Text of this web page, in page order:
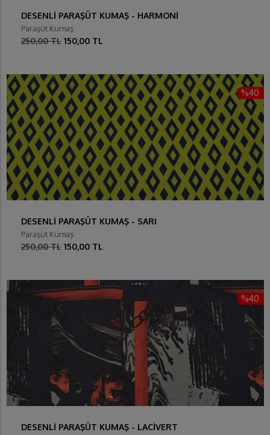
DESENLİ PARAŞÜT KUMAŞ - HARMONİ
Paraşüt Kumaş
250,00 TL 150,00 TL
%40
DESENLİ PARAŞÜT KUMAŞ - SARI
Paraşüt Kumaş
250,00 TL 150,00 TL
%40
DESENLİ PARAŞÜT KUMAŞ - LACİVERT